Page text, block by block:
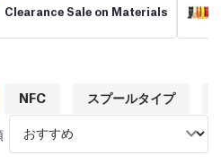
Clearance Sale on Materials
NFC スプールタイプ